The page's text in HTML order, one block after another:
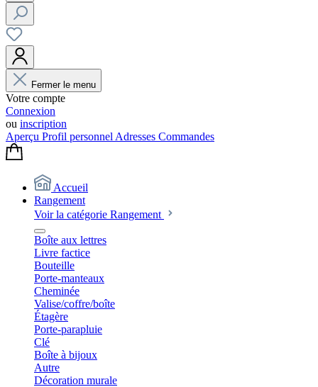
Fermer le menu
Votre compte
Connexion
ou inscription
Aperçu Profil personnel Adresses Commandes
Accueil
Rangement
Voir la catégorie Rangement
Boîte aux lettres
Livre factice
Bouteille
Porte-manteaux
Cheminée
Valise/coffre/boîte
Étagère
Porte-parapluie
Clé
Boîte à bijoux
Autre
Décoration murale